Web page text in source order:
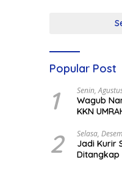
Popular Post
1 Senin,
Wagub
KKN
2 Selasa,
Jadi Kurir
Ditangkap